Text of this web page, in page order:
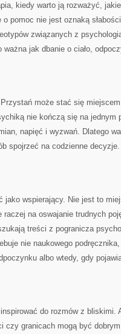
kiedy warto ją rozważyć,
pomoc nie jest oznaką
związanych z
jak dbanie o ciało,
może stać się
nie kończą się na jednym
napięć i wyzwań. Dlatego
spojrzeć na codzienne
jako wspierający. Nie jest to
raczej na oswajanie trudnych
treści z pogranicza
nie naukowego
albo wtedy, gdy
do rozmów z bliskimi.
czy granicach mogą być